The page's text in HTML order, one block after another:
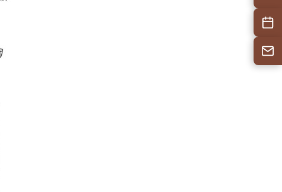
施設予
お問